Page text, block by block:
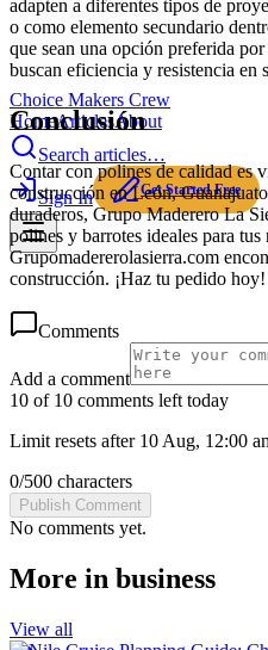
Choice Makers Crew
HomeArticlesAbout
Search articles…
Sign In Get Started Free
adapten a diferentes tipos de
o como elemento secundario
que sean una opción preferida
buscan eficiencia y resistencia en
Conclusión
Contar con polines de calidad es
construcción en León,
duraderos, Grupo Maderero La
polines y barrotes ideales para tus
Grupomadererolasierra.com
construcción. ¡Haz tu pedido hoy!
Comments
Add a comment
10 of 10 comments left today
Limit resets after 10 Aug, 12:00
0/500 characters
Publish Comment
No comments yet.
More in business
View all